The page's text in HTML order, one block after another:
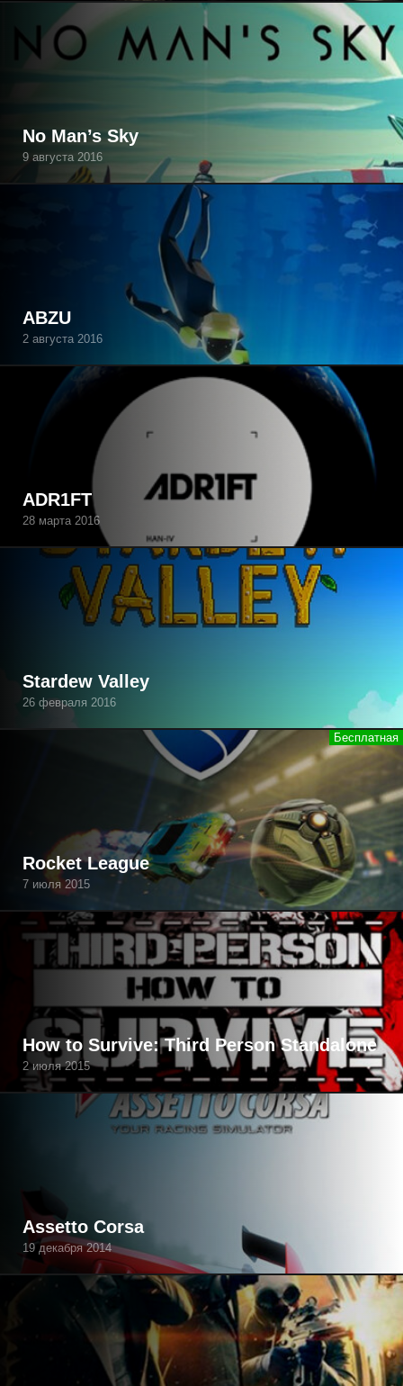
No Man’s Sky
9 августа 2016
ABZU
2 августа 2016
ADR1FT
28 марта 2016
Stardew Valley
26 февраля 2016
Rocket League
7 июля 2015
How to Survive: Third Person Standalone
2 июля 2015
Assetto Corsa
19 декабря 2014